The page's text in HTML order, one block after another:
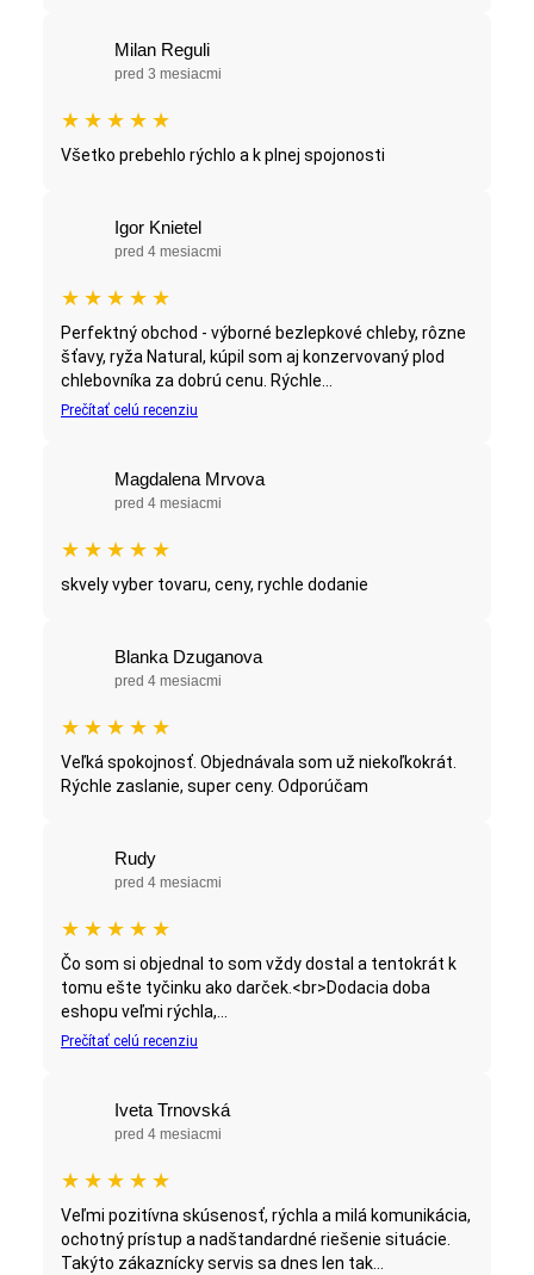
Milan Reguli
pred 3 mesiacmi
★ ★ ★ ★ ★
Všetko prebehlo rýchlo a k plnej spojonosti
Igor Knietel
pred 4 mesiacmi
★ ★ ★ ★ ★
Perfektný obchod - výborné bezlepkové chleby, rôzne
šťavy, ryža Natural, kúpil som aj konzervovaný plod
chlebovníka za dobrú cenu. Rýchle...
Prečítať celú recenziu
Magdalena Mrvova
pred 4 mesiacmi
★ ★ ★ ★ ★
skvely vyber tovaru, ceny, rychle dodanie
Blanka Dzuganova
pred 4 mesiacmi
★ ★ ★ ★ ★
Veľká spokojnosť. Objednávala som už niekoľkokrát.
Rýchle zaslanie, super ceny. Odporúčam
Rudy
pred 4 mesiacmi
★ ★ ★ ★ ★
Čo som si objednal to som vždy dostal a tentokrát k
tomu ešte tyčinku ako darček.<br>Dodacia doba
eshopu veľmi rýchla,...
Prečítať celú recenziu
Iveta Trnovská
pred 4 mesiacmi
★ ★ ★ ★ ★
Veľmi pozitívna skúsenosť, rýchla a milá komunikácia,
ochotný prístup a nadštandardné riešenie situácie.
Takýto zákaznícky servis sa dnes len tak...